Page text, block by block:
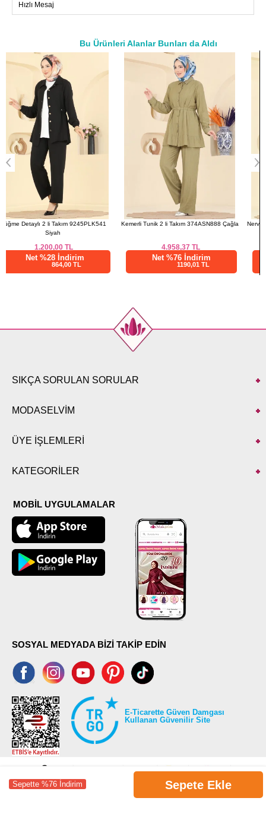
Beden
Göğüs Bel
Boy
100 90
76
42
104 92
44
94
102
106
76
76
Boy
40
104
42
104
104
48
104
Hızlı Mesaj
Sepette %76 İndirim Sepete Ekle
Bu Ürünleri Alanlar Bunları da Aldı
a>
Kemerli Tunik 2 li Takım 374ASN888 Çağla
4.958,37
Net %76 İndirim
1190,01 TL
Nervür Dikişli Modal Takım 4023HN394 Laci
1.312,50
Net %28 İndirim
945,00 TL
SIKÇA SORULAN SORULAR
MODASELVİM
ÜYE İŞLEMLERİ
KATEGORİLER
MOBİL UYGULAMALAR
SOSYAL MEDYADA BİZİ TAKİP EDİN
E-Ticarette Güven Damgası
Kullanan Güvenilir Site
©2026 Tüm modaselvim.com hakları saklıdır.